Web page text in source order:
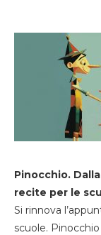
Pinocchio.
recite per le
Si rinnova
scuole.